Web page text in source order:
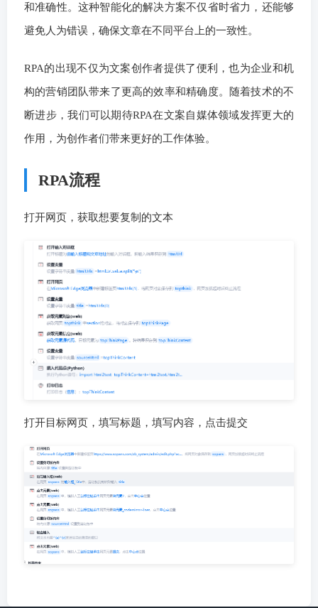
和准确性。这种智能化的解决方案不仅省时省力，还能够
避免人为错误，确保文章在不同平台上的一致性。
RPA的出现不仅为文案创作者提供了便利，也为企业和机
构的营销团队带来了更高的效率和精确度。随着技术的不
断进步，我们可以期待RPA在文案自媒体领域发挥更大的
作用，为创作者们带来更好的工作体验。
RPA流程
打开网页，获取想要复制的文本
打开目标网页，填写标题，填写内容，点击提交